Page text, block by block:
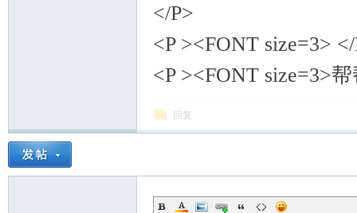
</P>
<P ><FONT size=3>
<P ><FONT size=3>
回复